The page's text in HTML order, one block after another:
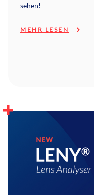
sehen!
MEHR LESEN